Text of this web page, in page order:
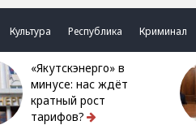
Культура Республика Криминал
«Якутскэнерго» в
минусе: нас ждёт
кратный рост
тарифов?